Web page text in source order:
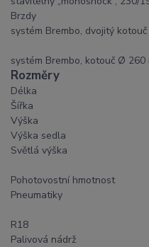
systém Brembo, dvojitý
Zadní
systém Brembo, kotouč Ø 260
Rozměry
Výška
Světlá
Pohotovostní
Zadní
R18
Palivová